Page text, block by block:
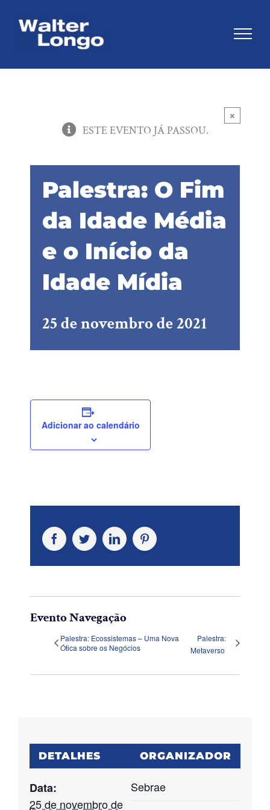
×
ESTE EVENTO JÁ PASSOU.
Palestra: O Fim
da Idade Média
e o Início da
Idade Mídia
25 de novembro de 2021
Adicionar ao calendário
FacebookTwitterLinkedInPinterest
Evento Navegação
Palestra: Ecossistemas – Uma Nova
Ótica sobre os Negócios
Palestra:
Metaverso
DETALHES
Data:
25 de novembro de
ORGANIZADOR
Sebrae